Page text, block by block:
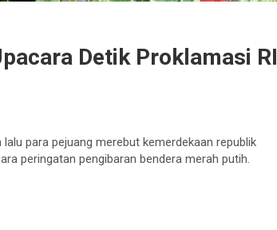
Detik Proklamasi RI
para pejuang merebut kemerdekaan republik
peringatan pengibaran bendera merah putih.